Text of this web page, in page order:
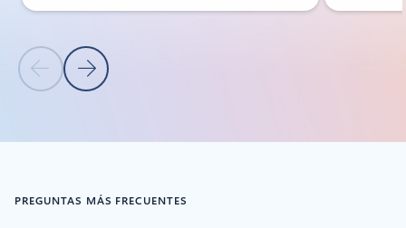
Diapositiva anterior
Diapositiva siguiente
Volver a los controles de navegación en carrusel
PREGUNTAS MÁS FRECUENTES